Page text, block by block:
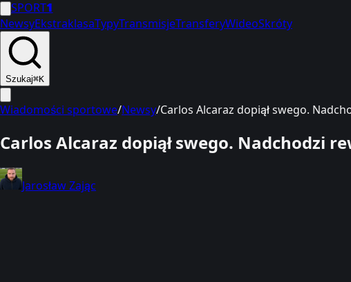
SPORT1
NewsyEkstraklasaTypyTransmisjeTransferyWideoSkróty
Szukaj⌘K
Wiadomości sportowe/Newsy/Carlos Alcaraz dopiął swego.
Carlos Alcaraz dopiął swego. Nadchodzi
Jarosław Zając